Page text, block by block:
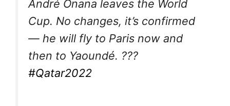
André Onana leaves the World
Cup. No changes, it’s confirmed
— he will fly to Paris now and
then to Yaoundé. ???
#Qatar2022